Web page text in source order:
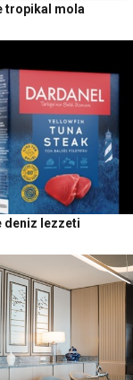
tropikal mola
deniz lezzeti